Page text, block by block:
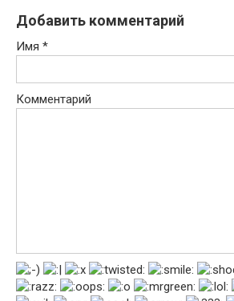
Добавить комментарий
Имя *
Комментарий